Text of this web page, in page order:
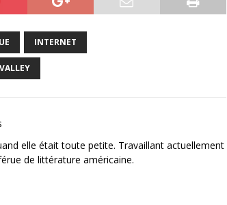
INTERNET
elle était toute petite. Travaillant actuellement
de littérature américaine.